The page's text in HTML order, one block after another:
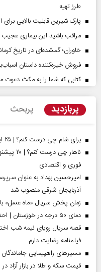
طرز تهیه
پارک شیرین قابلیت‌ بالایی
مراقب باشید این بیماری عجیب
خاوران؛ گمشده‌ای در تاریخ
فروش خیره‌کننده داستان اسباب‌بازی ۵؛ بزرگ‌ترین افتتاحیه سال
کتابی که شما را به مکث دعوت
پربازدید پربحث
برای شام چی درست کنم؟ | ۲۵ ایده خوشمزه، ساده و فوری برای شام امشب
ناهار
فوری و اقتصادی
امیرحسین بهداد به عنوان
آذربایجان شرقی منصوب شد
زمان پخش سریال «ماه عسل» با
دمای ۵۰ درجه در خوزستان | احتمال بارش‌های سیل‌آسا در ۳ استان
قصه سریال رویای نیمه شب
فیلمنامه رضایت دارم
مسیر‌های راهپیمایی جاماندگان
قیمت سکه و طلا در بازار آزاد در ۱۰ مرداد ۱۴۰۵